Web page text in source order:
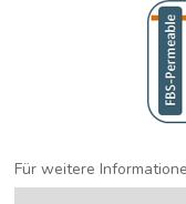
Für weitere